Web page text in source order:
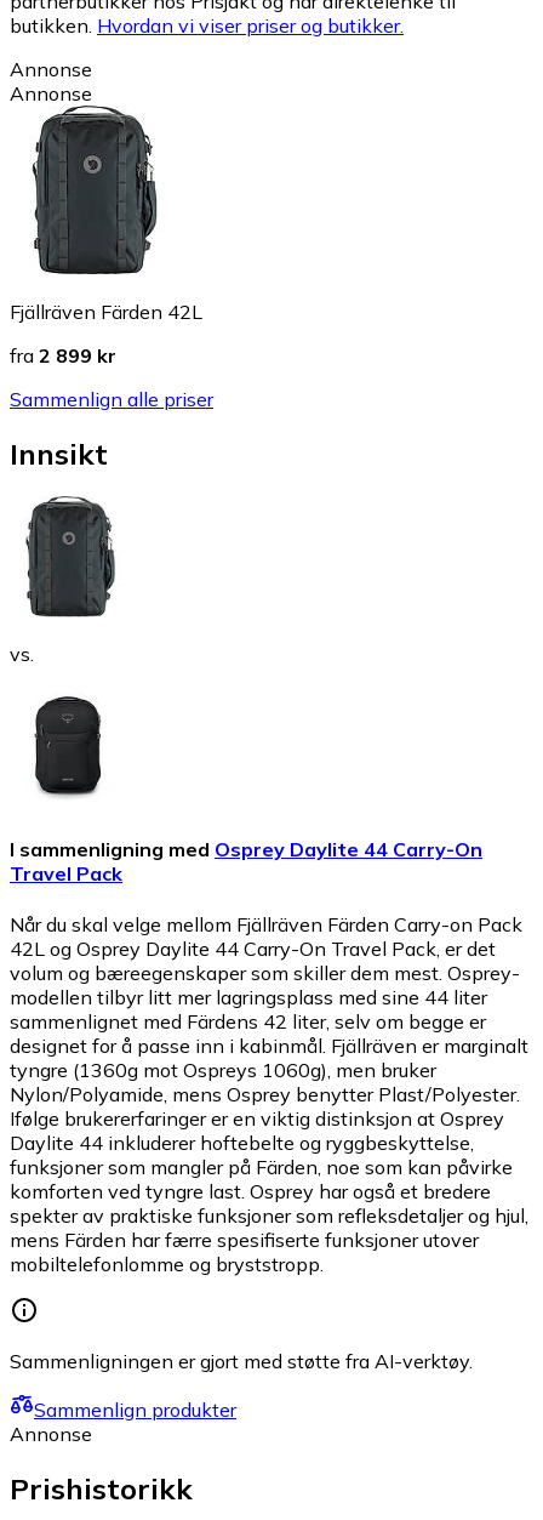
butikken. Hvordan vi viser priser og butikker.
Annonse
Annonse
Fjällräven Färden 42L
fra 2 899 kr
Sammenlign alle priser
Innsikt
vs.
I sammenligning med Osprey Daylite 44 Carry-On
Travel Pack
Når du skal velge mellom Fjällräven Färden Carry-on Pack
42L og Osprey Daylite 44 Carry-On Travel Pack, er det
volum og bæreegenskaper som skiller dem mest. Osprey-
modellen tilbyr litt mer lagringsplass med sine 44 liter
sammenlignet med Färdens 42 liter, selv om begge er
designet for å passe inn i kabinmål. Fjällräven er marginalt
tyngre (1360g mot Ospreys 1060g), men bruker
Nylon/Polyamide, mens Osprey benytter Plast/Polyester.
Ifølge brukererfaringer er en viktig distinksjon at Osprey
Daylite 44 inkluderer hoftebelte og ryggbeskyttelse,
funksjoner som mangler på Färden, noe som kan påvirke
komforten ved tyngre last. Osprey har også et bredere
spekter av praktiske funksjoner som refleksdetaljer og hjul,
mens Färden har færre spesifiserte funksjoner utover
mobiltelefonlomme og bryststropp.
Sammenligningen er gjort med støtte fra AI-verktøy.
Sammenlign produkter
Annonse
Prishistorikk